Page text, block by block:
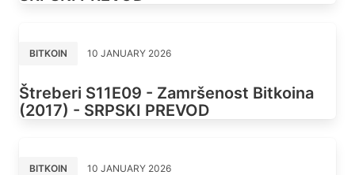
BITKOIN 10 JANUARY 2026
Štreberi S11E09 - Zamršenost Bitkoina
(2017) - SRPSKI PREVOD
BITKOIN 10 JANUARY 2026